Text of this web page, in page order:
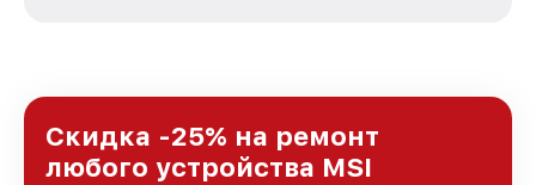
Новосибирске, постоянно повышая уровень
доверия и лояльности наших клиентов.
Скидка -25% на ремонт
любого устройства MSI